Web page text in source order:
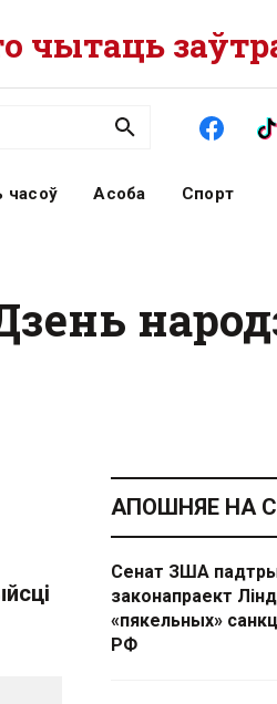
чытаць
часоў Асоба Спорт
АПОШНЯЕ НА
Сенат ЗША
законапраект
«пякельных»
РФ